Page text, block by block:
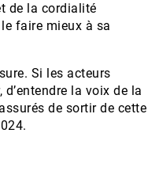
de la cordialité
faire mieux à sa
Si les acteurs
la voix de la
de sortir de cette